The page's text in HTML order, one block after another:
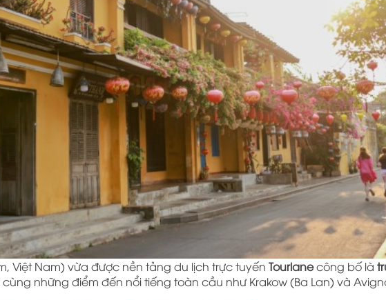
Việt Nam) vừa được nền tảng du lịch trực tuyến Tourlanecông bố là
cùng những điểm đến nổi tiếng toàn cầu như Krakow (Ba Lan) và